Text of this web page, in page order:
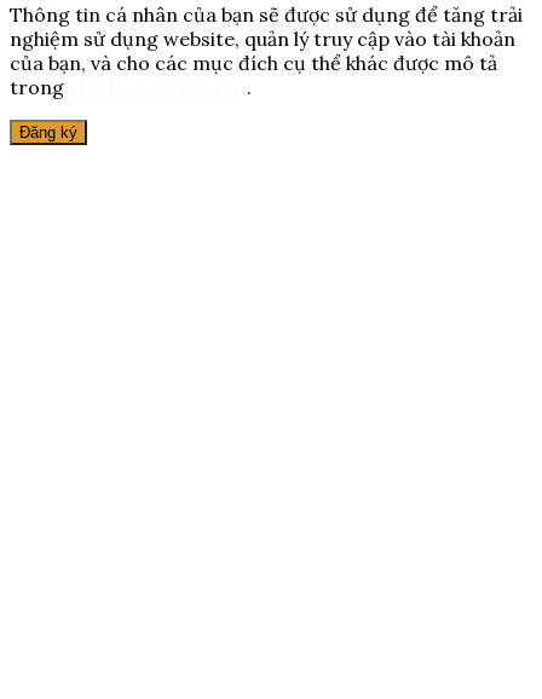
Thông tin cá nhân của bạn sẽ được sử dụng để tăng trải
nghiệm sử dụng website, quản lý truy cập vào tài khoản
của bạn, và cho các mục đích cụ thể khác được mô tả
trong
.
Đăng ký